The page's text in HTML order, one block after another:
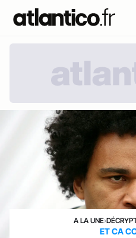
A LA UNE›
ET CA